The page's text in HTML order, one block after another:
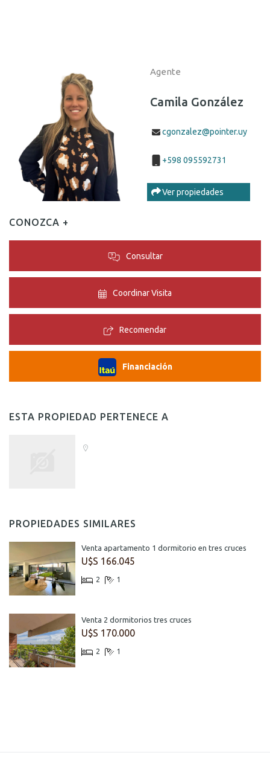
Agente
Camila González
cgonzalez@pointer.uy
+598 095592731
Ver propiedades
CONOZCA +
Consultar
Coordinar Visita
Recomendar
Financiación
ESTA PROPIEDAD PERTENECE A
PROPIEDADES SIMILARES
Venta apartamento 1 dormitorio en tres cruces
U$S 166.045
2 1
Venta 2 dormitorios tres cruces
U$S 170.000
2 1